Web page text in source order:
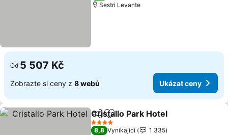
Sestri Levante
Od 5 507 Kč
Zobrazte si ceny z 8 webů Ukázat ceny
SdíletPřidat na seznam oblíbených
Cristallo Park Hotel
4 Počet hvězdiček
8,8 Vynikající
1 335